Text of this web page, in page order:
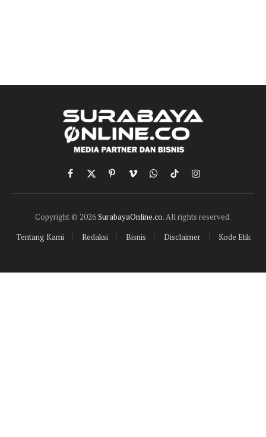
Facebook
X
(Twitter)
PinterestVimeoWhatsApp
TikTokInstagram
Copyright © 2026SurabayaOnline.co. All rights reserved.
Tentang Kami
Redaksi Bisnis Disclaimer Kode Etik